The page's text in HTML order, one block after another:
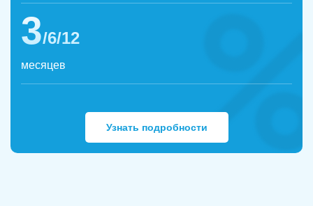
3/6/12
месяцев
Узнать подробности